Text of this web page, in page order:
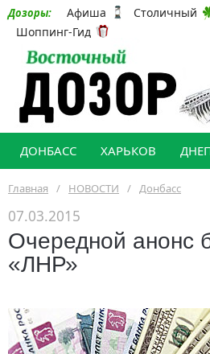
Дозоры: Афиша Столичный
Шоппинг-Гид
ДОНБАСС ХАРЬКОВ
Главная / НОВОСТИ / Донбасс
07.03.2015
Очередной анонс
«ЛНР»